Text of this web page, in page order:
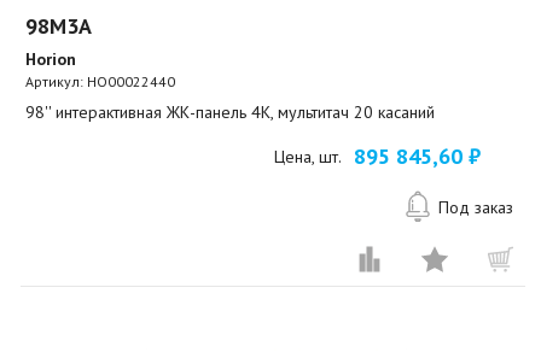
98M3A
Horion
Артикул: HO00022440
98'' интерактивная ЖК-панель 4К, мультитач 20 касаний
Цена, шт. 895 845,60 ₽
Под заказ